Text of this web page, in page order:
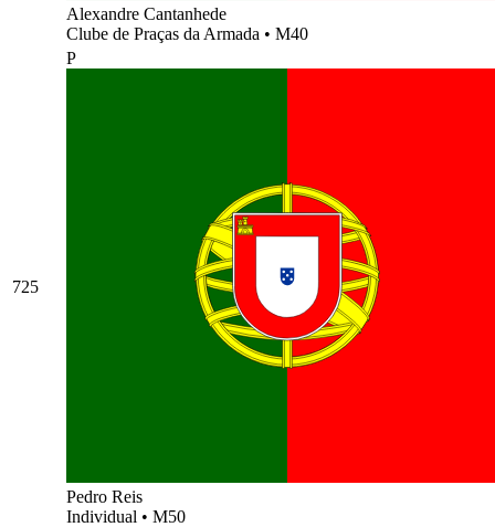
Alexandre Cantanhede
Clube de Praças da Armada • M40
725
P
Pedro Reis
Individual • M50